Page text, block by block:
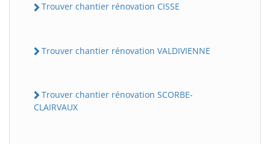
Trouver chantier rénovation CISSE
Trouver chantier rénovation VALDIVIENNE
Trouver chantier rénovation SCORBE-
CLAIRVAUX